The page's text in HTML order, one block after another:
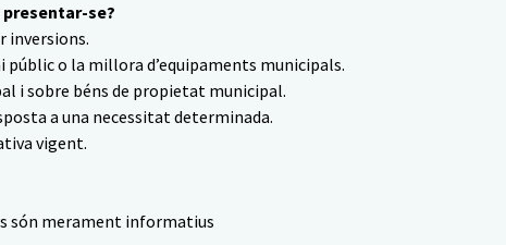
se?
inversions.
públic o la millora d’equipaments municipals.
i sobre béns de propietat municipal.
a una necessitat determinada.
vigent.
són merament informatius